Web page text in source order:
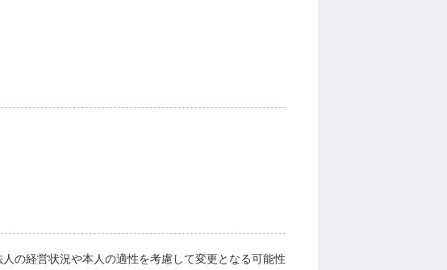
の経営状況や本人の適性を考慮して変更となる可能性